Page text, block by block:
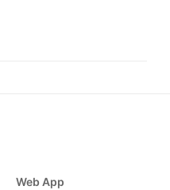
Web App